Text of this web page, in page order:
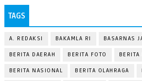
TAGS
A. REDAKSI BAKAMLA RI BASARNAS
BERITA DAERAH BERITA FOTO BERITA
BERITA NASIONAL BERITA OLAHRAGA